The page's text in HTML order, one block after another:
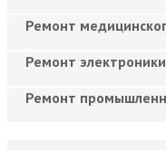
Ремонт
Ремонт электроники
Ремонт